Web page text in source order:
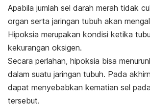
Apabila jumlah sel darah merah tidak
organ serta jaringan tubuh akan
Hipoksia merupakan kondisi ketika
kekurangan oksigen.
Secara perlahan, hipoksia bisa
dalam suatu jaringan tubuh. Pada
dapat menyebabkan kematian sel
tersebut.